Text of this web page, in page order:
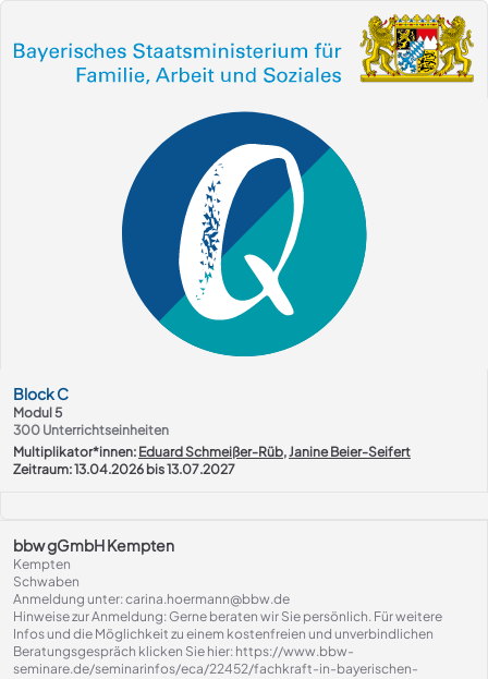
BlockC
Modul 5
300 Unterrichtseinheiten
Multiplikator*innen: Eduard Schmeißer-Rüb,Janine Beier-Seifert
Zeitraum: 13.04.2026 bis 13.07.2027
bbw gGmbH Kempten
Kempten
Schwaben
Anmeldung unter: carina.hoermann@bbw.de
Hinweise zur Anmeldung: Gerne beraten wir Sie persönlich. Für weitere
Infos und die Möglichkeit zu einem kostenfreien und unverbindlichen
Beratungsgespräch klicken Sie hier: https://www.bbw-
seminare.de/seminarinfos/eca/22452/fachkraft-in-bayerischen-